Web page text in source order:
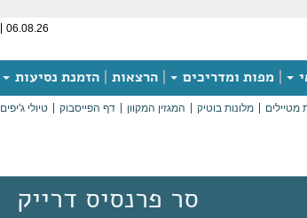
06.08.26
מפות ומדריכים הרצאות הזמנת נסיעות
מטיילים מלונות בוטיק המגזין המקוון דף הפייסבוק טיולי ג'יפים
סר פרנסיס דרייק